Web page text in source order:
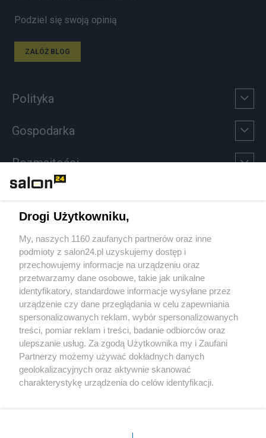
Podziel się swoją opinią
ZAŁÓŻ BLOG
Polityka
Gospodarka
Rozmaitości
Sport
Społeczeństwo
Kultura
X Facebook Instagram Youtube
Drogi Użytkowniku,
My, naszych 1160 zaufanych partnerów oraz inne
podmioty z salon24.pl uzyskujemy dostęp i
przechowujemy informacje na urządzeniu oraz
przetwarzamy dane osobowe, takie jak unikalne
identyfikatory, standardowe informacje wysyłane przez
urządzenie czy dane przeglądania w celu zapewniania
spersonalizowanych reklam, wybór spersonalizowanych
treści, pomiar reklam i treści, badanie odbiorców oraz
ulepszanie usług. Za zgodą Użytkownika my i Zaufani
Partnerzy możemy używać dokładnych danych
geolokalizacyjnych oraz aktywnie skanować
charakterystykę urządzenia do celów identyfikacji.
zmienić/wycofać klikając przycisk ustawień prywatności